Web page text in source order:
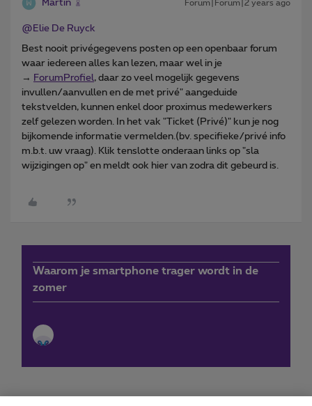
Martin Forum|Forum|2 years ago
@Elie De Ruyck
Best nooit privégegevens posten op een openbaar forum
waar iedereen alles kan lezen, maar wel in je
→ ForumProfiel, daar zo veel mogelijk gegevens
invullen/aanvullen en de met privé" aangeduide
tekstvelden, kunnen enkel door proximus medewerkers
zelf gelezen worden. In het vak "Ticket (Privé)" kun je nog
bijkomende informatie vermelden.(bv. specifieke/privé info
m.b.t. uw vraag). Klik tenslotte onderaan links op "sla
wijzigingen op" en meldt ook hier van zodra dit gebeurd is.
Waarom je smartphone trager wordt in de
zomer